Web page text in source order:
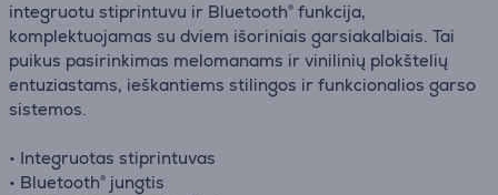
integruotu stiprintuvu ir Bluetooth® funkcija,
komplektuojamas su dviem išoriniais garsiakalbiais. Tai
puikus pasirinkimas melomanams ir vinilinių plokštelių
entuziastams, ieškantiems stilingos ir funkcionalios garso
sistemos.
• Integruotas stiprintuvas
• Bluetooth® jungtis